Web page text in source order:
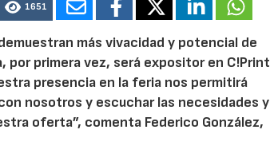
1651
más vivacidad y potencial de
por primera vez, será expositor en C!Print
presencia en la feria nos permitirá
nosotros y escuchar las necesidades y
oferta”, comenta Federico González,